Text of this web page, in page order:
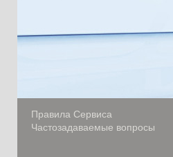
Правила Сервиса
Частозадаваемые вопросы